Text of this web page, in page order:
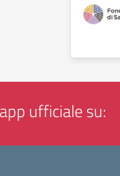
ufficiale su: